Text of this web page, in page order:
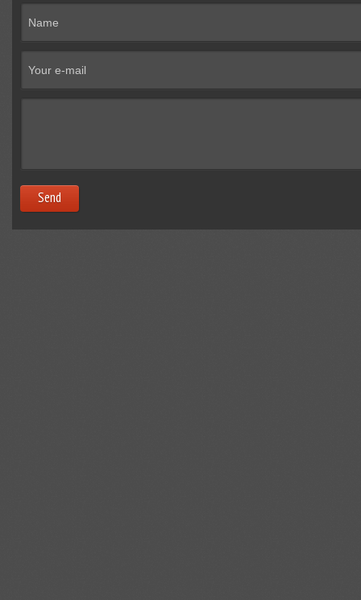
Send